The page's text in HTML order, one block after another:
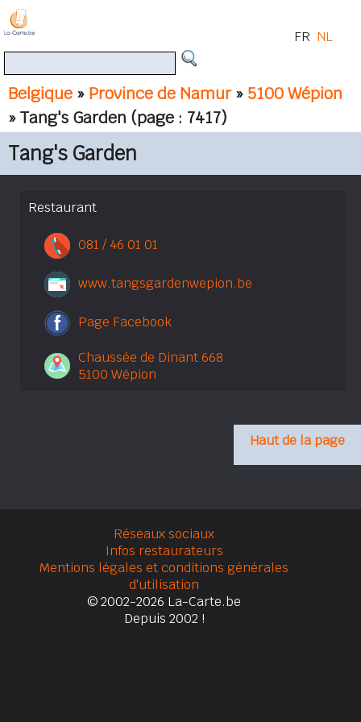
Belgique » Province de Namur» 5100 Wépion
» Tang's Garden (page : 7417)
FR NL
Tang's Garden
Restaurant
081 / 46 01 01
www.tangsgardenwepion.be
Page Facebook
Chaussée de Dinant 668
5100 Wépion
Haut de la page
Réseaux sociaux
Infos restaurateurs
Mentions légales et conditions générales
d'utilisation
© 2002-2026 La-Carte.be
Depuis 2002 !